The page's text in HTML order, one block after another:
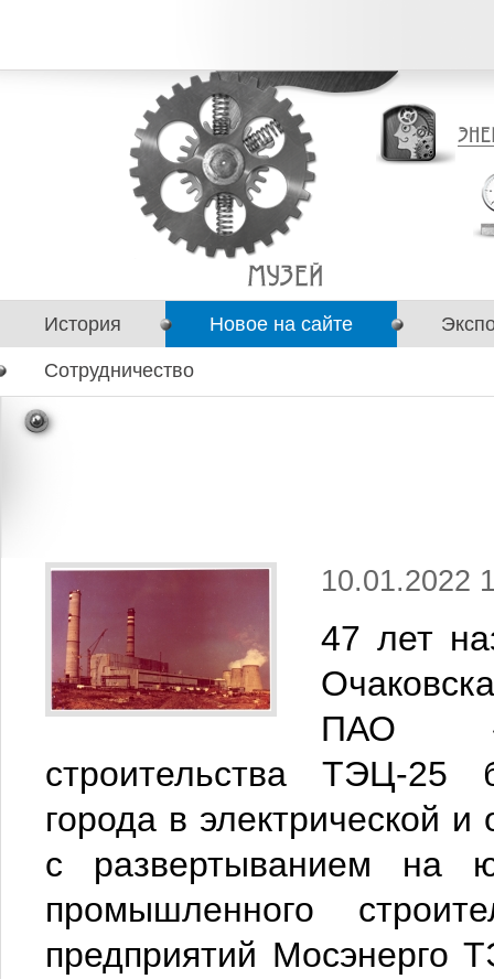
История Новое на сайте
Сотрудничество
10.01.2022
47 лет
ПАО
строительства ТЭЦ-25
города в электрической
с развертыванием на
промышленного
предприятий Мосэнерго